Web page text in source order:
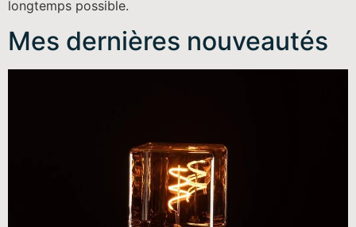
longtemps possible.
Mes dernières nouveautés